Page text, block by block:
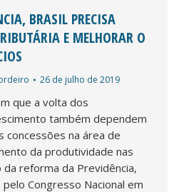
BRASIL PRECISA
E MELHORAR O
26 de julho de 2019
que a volta dos
também dependem
concessões na área de
da produtividade nas
reforma da Previdência,
Congresso Nacional em